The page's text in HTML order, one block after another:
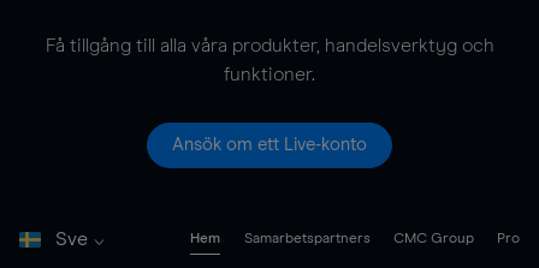
Få tillgång till alla våra produkter, handelsverktyg och
funktioner.
Ansök om ett Live-konto
Sve Hem Samarbetspartners CMC Group Pro